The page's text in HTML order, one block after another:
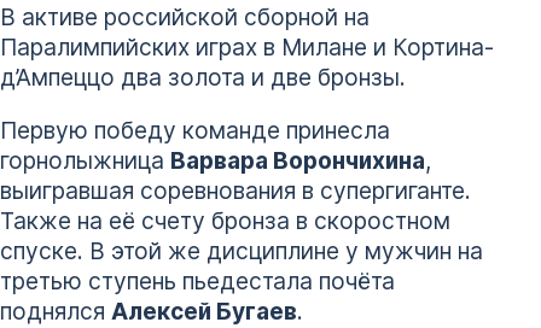
В активе российской сборной на
Паралимпийских играх в Милане и Кортина-
д’Ампеццо два золота и две бронзы.
Первую победу команде принесла
горнолыжница Варвара Ворончихина,
выигравшая соревнования в супергиганте.
Также на её счету бронза в скоростном
спуске. В этой же дисциплине у мужчин на
третью ступень пьедестала почёта
поднялся Алексей Бугаев.